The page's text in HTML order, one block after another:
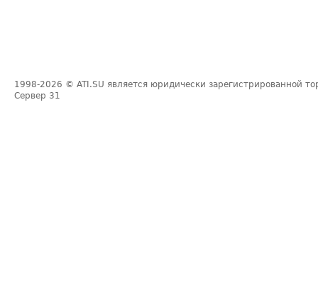
1998-2026 © ATI.SU является юридически зарегистрированной
Сервер 31